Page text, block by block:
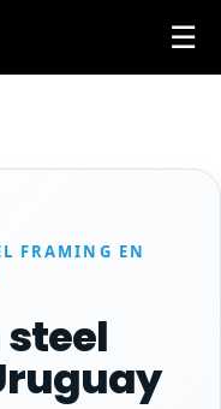
☰
FRAMING EN
steel